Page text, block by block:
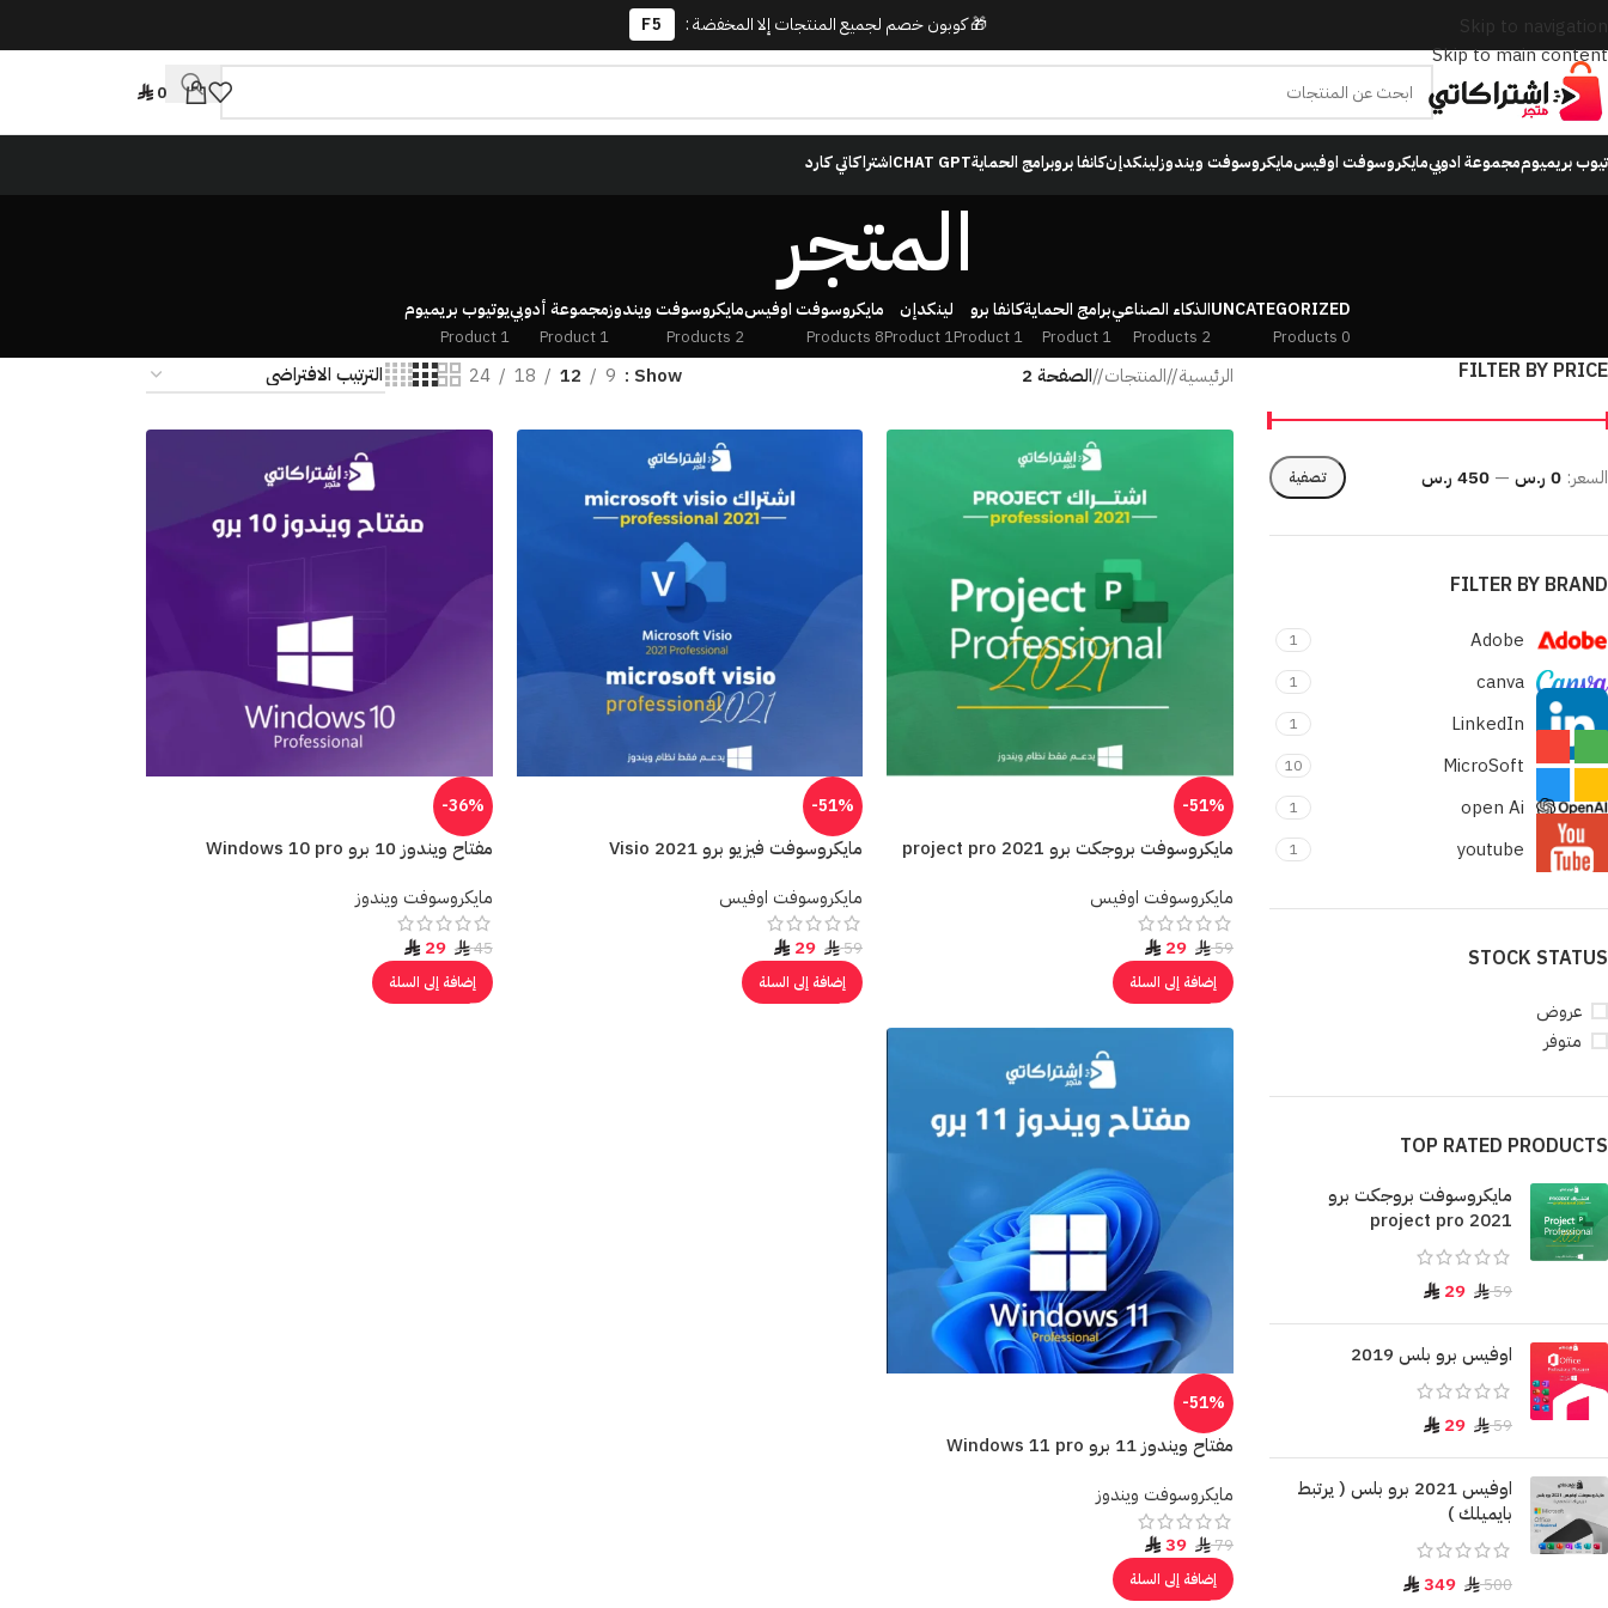
🎁 كوبون خصم لجميع المنتجات إلا المخفضة : F5
Skip to navigation
Skip to main content
0
بريميوممجموعة ادوبيمايكروسوفت اوفيسمايكروسوفت ويندوزلينكدإنكانفا بروبرامج الحمايةCHAT GPTاشتراكاتي كارد
المتجر
UNCATEGORIZED
0 Products
الذكاء الصناعي
2 Products
برامج الحماية
1 Product
كانفا برو
1 Product
لينكدإن
1 Product
مايكروسوفت اوفيس
8 Products
مايكروسوفت ويندوز
2 Products
مجموعة أدوبي
1 Product
يوتيوب بريميوم
1 Product
FILTER BY PRICE
تصفية السعر: 0 ر.س — 450 ر.س
FILTER BY BRAND
Adobe
1
canva
1
LinkedIn
1
MicroSoft
10
open Ai
1
youtube
1
STOCK STATUS
عروض
متوفر
TOP RATED PRODUCTS
مايكروسوفت بروجكت برو
project pro 2021
59
29
اوفيس برو بلس 2019
59
29
اوفيس 2021 برو بلس ( يرتبط
بايميلك )
500
349
الرئيسية/المنتجات/الصفحة 2 Show
9
12
18
24
-51%
مايكروسوفت بروجكت برو project pro 2021
مايكروسوفت اوفيس
59
29
إضافة إلى السلة
-51%
مايكروسوفت فيزيو برو 2021 Visio
مايكروسوفت اوفيس
59
29
إضافة إلى السلة
-36%
مفتاح ويندوز 10 برو Windows 10 pro
مايكروسوفت ويندوز
45
29
إضافة إلى السلة
-51%
مفتاح ويندوز 11 برو Windows 11 pro
مايكروسوفت ويندوز
79
39
إضافة إلى السلة